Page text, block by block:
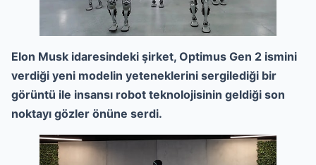
Elon Musk idaresindeki şirket, Optimus Gen 2 ismini
verdiği yeni modelin yeteneklerini sergilediği bir
görüntü ile insansı robot teknolojisinin geldiği son
noktayı gözler önüne serdi.